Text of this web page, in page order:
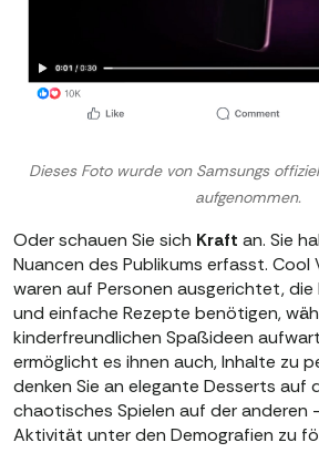
Dieses Foto wurde von Samsungs
aufgenommen.
Oder schauen Sie sich Kraft an. Sie
Nuancen des Publikums erfasst.
waren auf Personen ausgerichtet,
und einfache Rezepte benötigen,
kinderfreundlichen Spaßideen
ermöglicht es ihnen auch, Inhalte zu
denken Sie an elegante Desserts auf
chaotisches Spielen auf der anderen
Aktivität unter den Demografien zu